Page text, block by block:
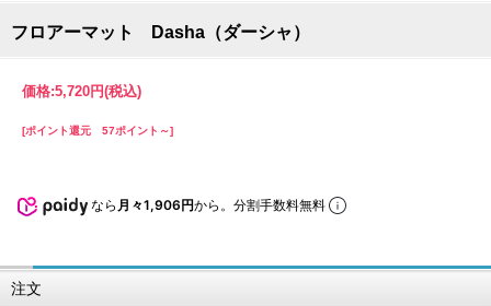
フロアーマット Dasha（ダーシャ）
価格:5,720円(税込)
[ポイント還元 57ポイント～]
なら 月々1,906円から。分割手数料無料
注文